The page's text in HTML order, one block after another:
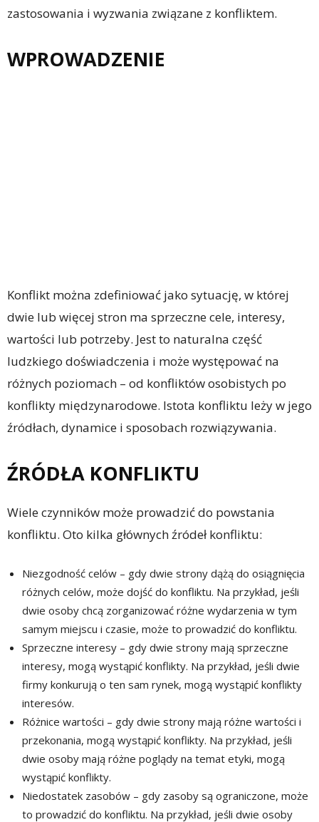
zastosowania i wyzwania związane z konfliktem.
WPROWADZENIE
Konflikt można zdefiniować jako sytuację, w której
dwie lub więcej stron ma sprzeczne cele, interesy,
wartości lub potrzeby. Jest to naturalna część
ludzkiego doświadczenia i może występować na
różnych poziomach – od konfliktów osobistych po
konflikty międzynarodowe. Istota konfliktu leży w jego
źródłach, dynamice i sposobach rozwiązywania.
ŹRÓDŁA KONFLIKTU
Wiele czynników może prowadzić do powstania
konfliktu. Oto kilka głównych źródeł konfliktu:
Niezgodność celów – gdy dwie strony dążą do osiągnięcia
różnych celów, może dojść do konfliktu. Na przykład, jeśli
dwie osoby chcą zorganizować różne wydarzenia w tym
samym miejscu i czasie, może to prowadzić do konfliktu.
Sprzeczne interesy – gdy dwie strony mają sprzeczne
interesy, mogą wystąpić konflikty. Na przykład, jeśli dwie
firmy konkurują o ten sam rynek, mogą wystąpić konflikty
interesów.
Różnice wartości – gdy dwie strony mają różne wartości i
przekonania, mogą wystąpić konflikty. Na przykład, jeśli
dwie osoby mają różne poglądy na temat etyki, mogą
wystąpić konflikty.
Niedostatek zasobów – gdy zasoby są ograniczone, może
to prowadzić do konfliktu. Na przykład, jeśli dwie osoby